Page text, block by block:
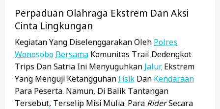
Perpaduan Olahraga Ekstrem Dan Aksi
Cinta Lingkungan
Kegiatan Yang Diselenggarakan Oleh Polres
Wonosobo Bersama Komunitas Trail Dedengkot
Trips Dan Satria Ini Menyuguhkan Jalur Ekstrem
Yang Menguji Ketangguhan Fisik Dan Kendaraan
Para Peserta. Namun, Di Balik Tantangan
Tersebut, Terselip Misi Mulia. Para RiderSecara